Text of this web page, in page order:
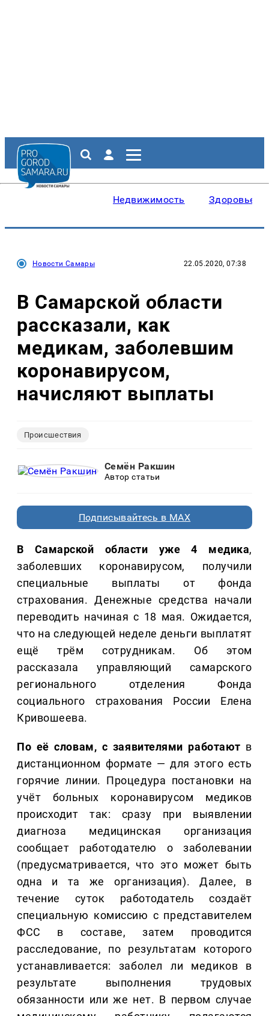
Недвижимость Здоровье
Новости Самары 22.05.2020, 07:38
В Самарской области
рассказали, как
медикам, заболевшим
коронавирусом,
начисляют выплаты
Происшествия
Семён Ракшин
Автор статьи
Подписывайтесь в MAX
В Самарской области уже 4 медика,
заболевших коронавирусом, получили
специальные выплаты от фонда
страхования. Денежные средства начали
переводить начиная с 18 мая. Ожидается,
что на следующей неделе деньги выплатят
ещё трём сотрудникам. Об этом
рассказала управляющий самарского
регионального отделения Фонда
социального страхования России Елена
Кривошеева.
По её словам, с заявителями работают в
дистанционном формате — для этого есть
горячие линии. Процедура постановки на
учёт больных коронавирусом медиков
происходит так: сразу при выявлении
диагноза медицинская организация
сообщает работодателю о заболевании
(предусматривается, что это может быть
одна и та же организация). Далее, в
течение суток работодатель создаёт
специальную комиссию с представителем
ФСС в составе, затем проводится
расследование, по результатам которого
устанавливается: заболел ли медиков в
результате выполнения трудовых
обязанности или же нет. В первом случае